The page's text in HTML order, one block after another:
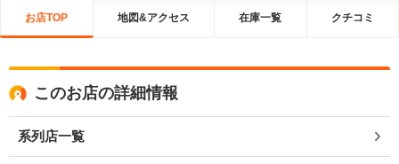
お店TOP 地図&アクセス 在庫一覧 クチコミ
このお店の詳細情報
系列店一覧